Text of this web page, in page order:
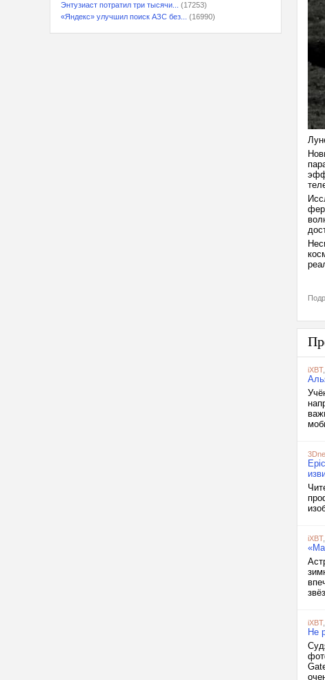
Энтузиаст потратил три тысячи...
(17253)
«Яндекс» улучшил поиск АЗС без...
(16990)
iXBT
iXBT
iXBT
Не